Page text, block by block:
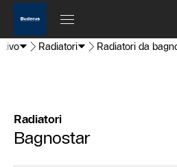
Radiatori Radiatori da
Radiatori
Bagnostar